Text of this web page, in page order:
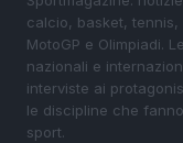
calcio, basket, tennis,
MotoGP e Olimpiadi.
nazionali e
interviste ai
le discipline che
sport.